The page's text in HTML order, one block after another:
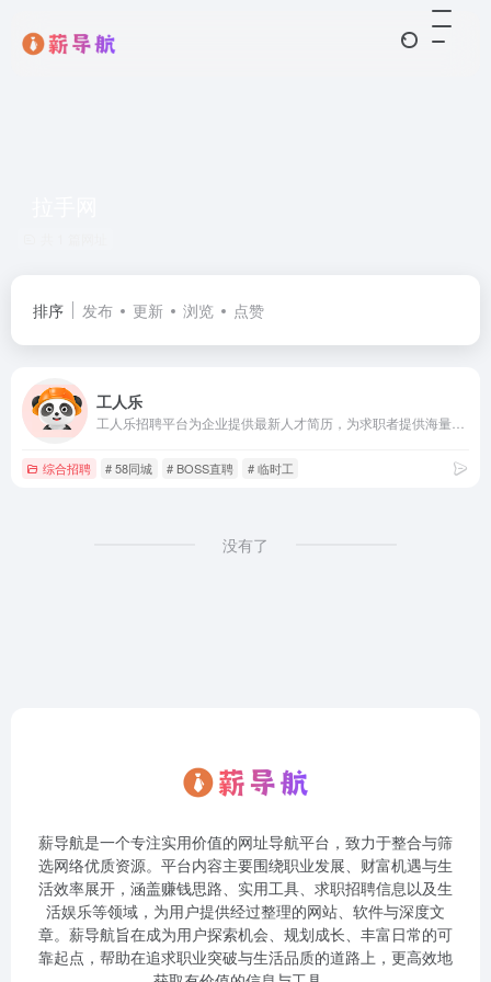
排序 发布 更新 浏览 点赞
工人乐
综合招聘 # 58同城 # BOSS直聘 # 临时工
没有了
薪导航是一个专注实用价值的网址导航平台，致力于整合与筛
选网络优质资源。平台内容主要围绕职业发展、财富机遇与生
活效率展开，涵盖赚钱思路、实用工具、求职招聘信息以及生
活娱乐等领域，为用户提供经过整理的网站、软件与深度文
章。薪导航旨在成为用户探索机会、规划成长、丰富日常的可
靠起点，帮助在追求职业突破与生活品质的道路上，更高效地